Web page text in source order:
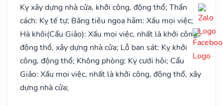
Kỵ xây dựng nhà cửa, khởi công, động thổ; Thần
cách: Kỵ tế tự; Băng tiêu ngoạ hãm: Xấu mọi việc;
Hà khôi(Cẩu Giảo): Xấu mọi việc, nhất là khởi công,
động thổ, xây dựng nhà cửa; Lỗ ban sát: Kỵ khởi
công, động thổ; Không phòng: Kỵ cưới hỏi; Cẩu
Giảo: Xấu mọi việc, nhất là khởi công, động thổ, xây
dựng nhà cửa;